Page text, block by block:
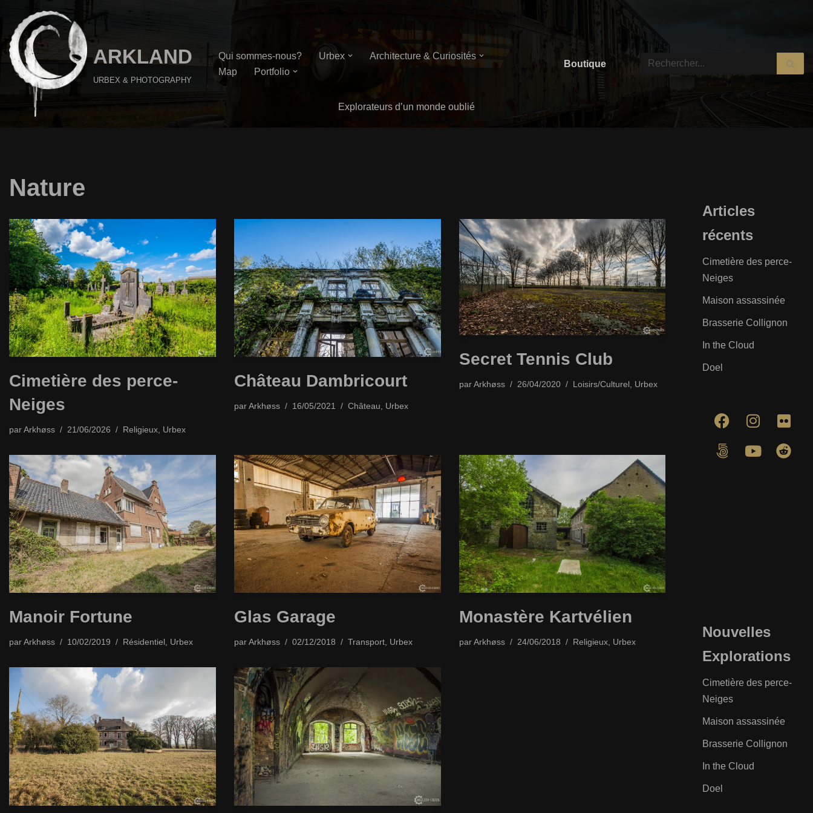
Aller
au
contenu
ARKLAND
URBEX & PHOTOGRAPHY
Qui sommes-nous? Urbex
Architecture & Curiosités
Map
Portfolio
Boutique
Explorateurs d’un monde oublié
Nature
Cimetière des perce-
Neiges
parArkhøss 21/06/2026 Religieux Urbex
Château Dambricourt
parArkhøss 16/05/2021 Château Urbex
Secret Tennis Club
parArkhøss 26/04/2020 Loisirs/Culturel, Urbex
Manoir Fortune
parArkhøss 10/02/2019 Résidentiel, Urbex
Glas Garage
parArkhøss 02/12/2018 Transport, Urbex
Monastère Kartvélien
parArkhøss 24/06/2018 Religieux, Urbex
Articles
récents
Cimetière des perce-
Neiges
Maison assassinée
Brasserie Collignon
In the Cloud
Doel
Nouvelles
Explorations
Cimetière des perce-
Neiges
Maison assassinée
Brasserie Collignon
In the Cloud
Doel